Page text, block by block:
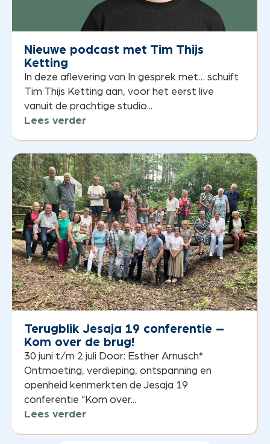
Nieuwe podcast met Tim Thijs
Ketting
In deze aflevering van In gesprek met… schuift
Tim Thijs Ketting aan, voor het eerst live
vanuit de prachtige studio...
Lees verder
Terugblik Jesaja 19 conferentie –
Kom over de brug!
30 juni t/m 2 juli Door: Esther Arnusch*
Ontmoeting, verdieping, ontspanning en
openheid kenmerkten de Jesaja 19
conferentie “Kom over...
Lees verder